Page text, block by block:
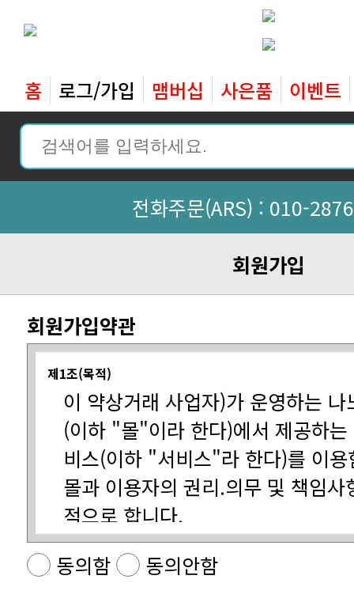
홈 로그/가입 맴버십 사은품 이벤트
전화주문(ARS) : 010-
회원가입
회원가입약관
제1조(목적)
적으로 합니다.
동의함
동의안함